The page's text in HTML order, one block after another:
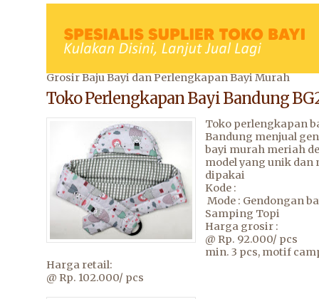
Grosir Baju Bayi dan Perlengkapan Bayi Murah
Toko Perlengkapan Bayi Bandung
Toko perlengkapan
Bandung menjual
bayi murah meriah
model yang unik dan
dipakai
Kode :
Mode : Gendongan
Samping Topi
Harga grosir :
@ Rp. 92.000/ pcs
min. 3 pcs, motif
Harga retail:
@ Rp. 102.000/ pcs